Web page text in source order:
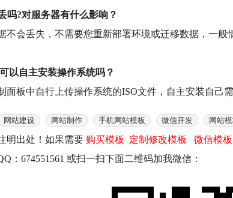
吗?对服务器有什么影响？
不会丢失，不需要您重新部署环境或迁移数据，一
以自主安装操作系统吗？
板中自行上传操作系统的ISO文件，自主安装自己
网站建设 网站制作 手机网站模板 微信开发 网站
明出处！如果需要 购买模板 定制修改模板 微信模板
：674551561 或扫一扫下面二维码加我微信：